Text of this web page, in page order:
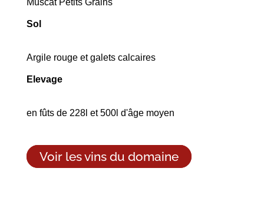
Muscat Petits Grains
Sol
Argile rouge et galets calcaires
Elevage
en fûts de 228l et 500l d'âge moyen
Voir les vins du domaine